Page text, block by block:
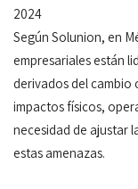
2024
Según Solunion, en
empresariales están
derivados del cambio
impactos físicos,
necesidad de ajustar
estas amenazas.